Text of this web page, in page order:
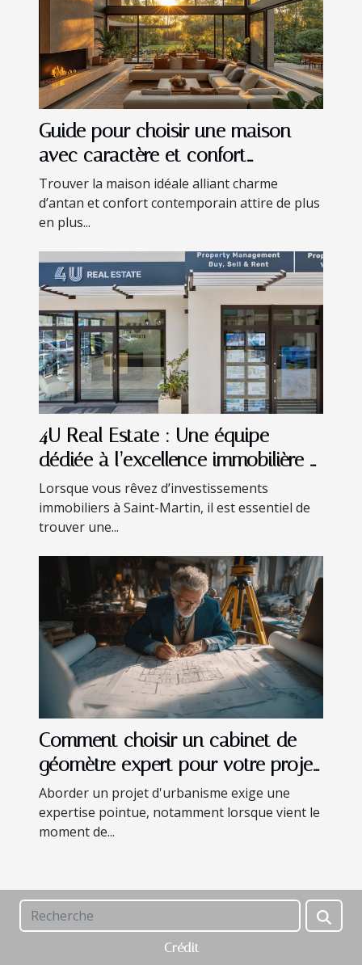
Guide pour choisir une maison
avec caractère et confort
moderne
Trouver la maison idéale alliant charme
d’antan et confort contemporain attire de plus
en plus...
4U Real Estate : Une équipe
dédiée à l’excellence immobilière à
Saint-Martin
Lorsque vous rêvez d’investissements
immobiliers à Saint-Martin, il est essentiel de
trouver une...
Comment choisir un cabinet de
géomètre expert pour votre projet
d'urbanisme
Aborder un projet d'urbanisme exige une
expertise pointue, notamment lorsque vient le
moment de...
Crédit